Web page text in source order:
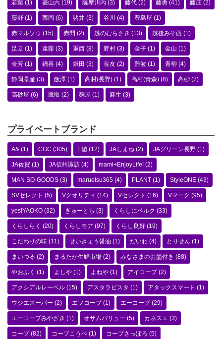
若葉 (1) 菱山六 (19) 薩摩川内 (3) 藤代 (2) 藤勇 (41) 藤庄 (2)
藤野 (1) 西岡 (6) 諸井 (3) 谷川 (4) 豊島屋 (1)
赤マルソウ (15) 赤間 (2) 越のむらさき (13) 越後みそ西 (1)
足立 (1) 遠藤 (3) 重西 (8) 野村 (3) 金子 (1) 金山 (1)
金芳 (1) 鍋喜 (4) 鎌田 (3) 長友 (2) 難波 (1) 青柳 (4)
静岡県産 (3) 飯澤 (1) 高村(長野) (1) 高村(青森) (8) 高砂 (7)
高砂屋 (6) 鷹取 (2) 麹屋 (1) 麻生 (3)
プライベートブランド
A& (1) CGC (305) E値 (12) JAしまね (2) JAグリーン長野 (1)
JA佐賀 (1) JA信州諏訪 (4) mami+EnjoyLife! (2)
MAN SO-GOODS (3) maruetsu365 (4) PLANT (1) StyleONE (43)
SVセレクト (5) Vクオリティ (14) Vセレクト (16) Vマーク (95)
yes!YAOKO (32) ぎゅーとら (3) くらしにベルク (33)
くらしらく (20) くらしモア (97) くらし良好 (19)
こだわりの味 (11) せいきょう醤油 (1) だいわ (4) とりせん (1)
まいづる (2) まるたか生鮮市場 (2) みなさまのお墨付き (88)
やおふく (1) よしや (1) よねや (1) アイコープ(2)
アクシアルレーベル (15) アスタラビスタ (1) アタックスマート (1)
ウジエスーパー (2) エフコープ(1) エーコープ(29)
エーコープみやざき (1) オザムバリュー (5) カネスエ (3)
コープ(82) コープこうべ (1) コープさっぽろ (5)